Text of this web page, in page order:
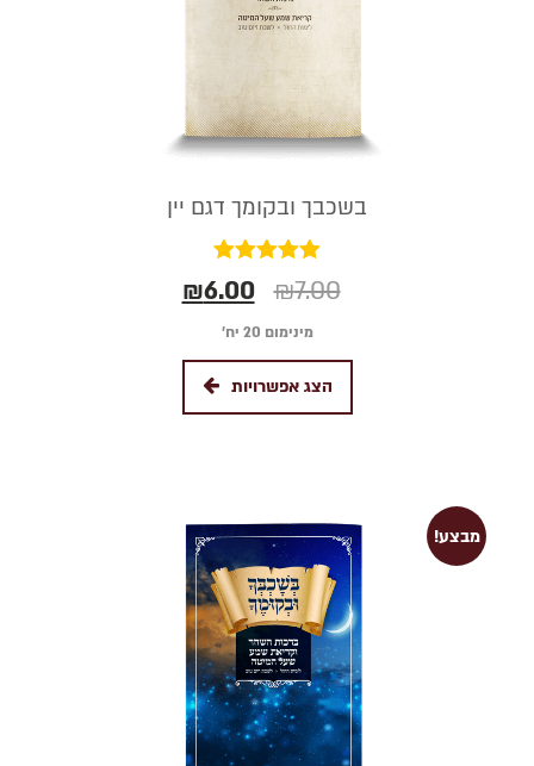
בשכבך ובקומך דגם יין
דורג
5.00₪7.00
₪6.00
מינימום 20 יח׳
הצג אפשרויות
מבצע!